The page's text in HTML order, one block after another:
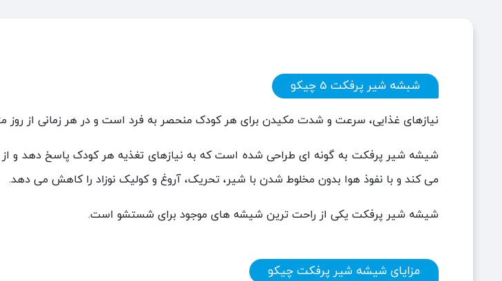
شبشه شیر پرفکت 5 چیکو
نیازهای غذایی، سرعت و شدت مکیدن برای هر کودک منحصر به فرد است و در هر زمانی از روز
شیشه شیر پرفکت به گونه ای طراحی شده است که به نیازهای تغذیه هر کودک پاسخ دهد و
می کند و با نفوذ هوا بدون مخلوط شدن با شیر، تحریک، آروغ و کولیک نوزاد را کاهش می دهد.
شیشه شیر پرفکت یکی از راحت ترین شیشه های موجود برای شستشو است.
مزایای شیشه شیر پرفکت چیکو